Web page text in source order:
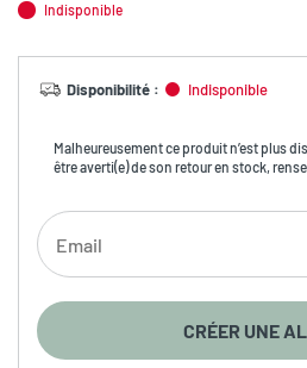
Indisponible
Disponibilité : Indisponible
Malheureusement ce produit n’est plus
être averti(e) de son retour en stock,
CRÉER UNE